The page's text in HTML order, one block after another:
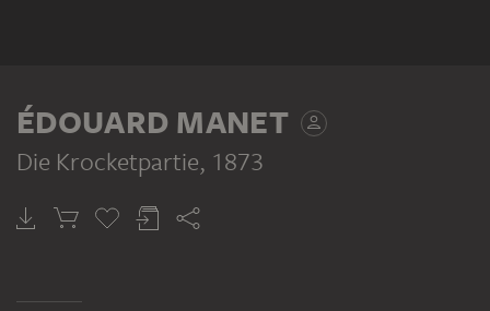
ÉDOUARD MANET
Die Krocketpartie, 1873